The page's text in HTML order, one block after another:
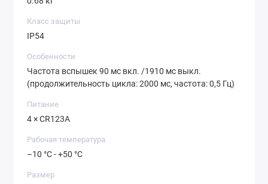
Класс защиты
IP54
Особенности
Частота вспышек 90 мс вкл. /1910 мс выкл.
(продолжительность цикла: 2000 мс, частота: 0,5 Гц)
Питание
4 × CR123A
Рабочая температура
–10 °C - +50 °C
Размер